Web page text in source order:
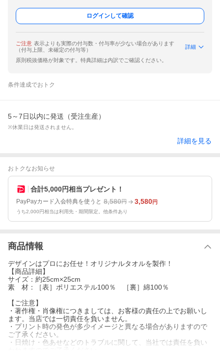
ログインして確認
ご注意 表示よりも実際の付与数・付与率が少ない場合があります
（付与上限、未確定の付与等）
詳細
原則税抜価格が対象です。特典詳細は内訳でご確認ください。
条件達成でおトク
5～7日以内に発送（受注生産）
※休業日は発送されません。
詳細を見る
おトクなお知らせ
合計5,000円相当プレゼント！
PayPayカード入会特典を使うと 8,580円 3,580円
うち2,000円相当は利用先・期間限定。他条件あり
商品情報
デザインはプロにお任せ！オリジナルタオルを製作！
【商品詳細】
サイズ：約25cm×25cm
素 材：［表］ポリエステル100％ ［裏］綿100％
【ご注意】
・著作権・肖像権につきましては、お客様の責任の上でお願いし
ます。当店では一切責任を負いません。
・プリント時の発色が多少イメージと異なる場合がありますので
ご了承ください。
・日焼け・色あせなどのトラブルに関して、当社では責任を負い